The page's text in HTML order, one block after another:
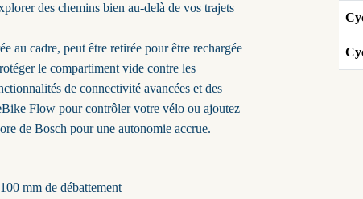
des chemins bien au-delà de vos trajets
au cadre, peut être retirée pour être rechargée
le compartiment vide contre les
de connectivité avancées et des
Flow pour contrôler votre vélo ou ajoutez
de Bosch pour une autonomie accrue.
mm de débattement